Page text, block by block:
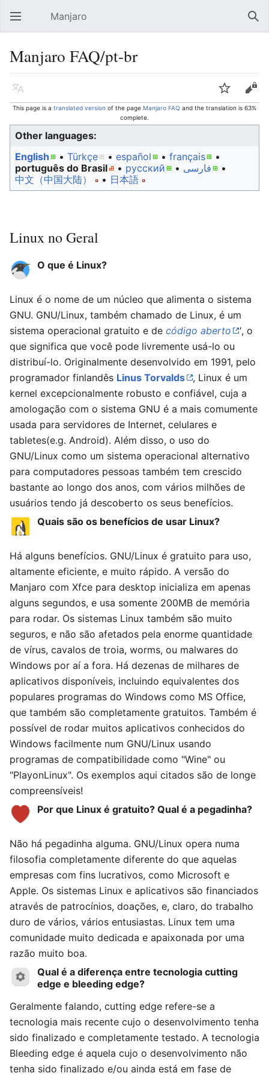
Open main menu Manjaro
Manjaro FAQ/pt-br
Language Watch Edit
This page is a translated version of the page Manjaro FAQ and the translation is 63%
complete.
Other languages:
English
• ‎ Türkçe • ‎ español • ‎ français
•
português do Brasil • ‎ русский • ‎ فارسی
• ‎
中文（中国大陆）‎
• ‎ 日本語
Linux no Geral
O que é Linux?
Linux é o nome de um núcleo que alimenta o sistema
GNU. GNU/Linux, também chamado de Linux, é um
sistema operacional gratuito e de código aberto ', o
que significa que você pode livremente usá-lo ou
distribuí-lo. Originalmente desenvolvido em 1991, pelo
programador finlandês Linus Torvalds
, Linux é um
kernel excepcionalmente robusto e confiável, cuja a
amologação com o sistema GNU é a mais comumente
usada para servidores de Internet, celulares e
tabletes(e.g. Android). Além disso, o uso do
GNU/Linux como um sistema operacional alternativo
para computadores pessoas também tem crescido
bastante ao longo dos anos, com vários milhões de
usuários tendo já descoberto os seus benefícios.
Quais são os benefícios de usar Linux?
Há alguns benefícios. GNU/Linux é gratuito para uso,
altamente eficiente, e muito rápido. A versão do
Manjaro com Xfce para desktop inicializa em apenas
alguns segundos, e usa somente 200MB de memória
para rodar. Os sistemas Linux também são muito
seguros, e não são afetados pela enorme quantidade
de vírus, cavalos de troia, worms, ou malwares do
Windows por aí a fora. Há dezenas de milhares de
aplicativos disponíveis, incluindo equivalentes dos
populares programas do Windows como MS Office,
que também são completamente gratuitos. Também é
possível de rodar muitos aplicativos conhecidos do
Windows facilmente num GNU/Linux usando
programas de compatibilidade como "Wine" ou
"PlayonLinux". Os exemplos aqui citados são de longe
compreensíveis!
Por que Linux é gratuito? Qual é a pegadinha?
Não há pegadinha alguma. GNU/Linux opera numa
filosofia completamente diferente do que aquelas
empresas com fins lucrativos, como Microsoft e
Apple. Os sistemas Linux e aplicativos são financiados
através de patrocínios, doações, e, claro, do trabalho
duro de vários, vários entusiastas. Linux tem uma
comunidade muito dedicada e apaixonada por uma
razão muito boa.
Qual é a diferença entre tecnologia cutting
edge e bleeding edge?
Geralmente falando, cutting edge refere-se a
tecnologia mais recente cujo o desenvolvimento tenha
sido finalizado e completamente testado. A tecnologia
Bleeding edge é aquela cujo o desenvolvimento não
tenha sido finalizado e/ou ainda está em fase de